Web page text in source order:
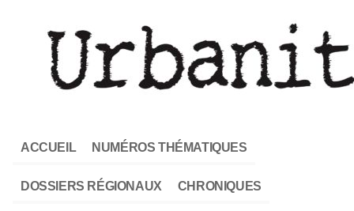
ACCUEIL NUMÉROS THÉMATIQUES
DOSSIERS RÉGIONAUX CHRONIQUES